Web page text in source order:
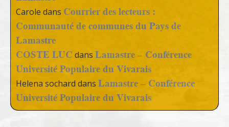
Carole dans Courrier des lecteurs :
Communauté de communes du Pays de
Lamastre
COSTE LUC dans Lamastre – Conférence
Université Populaire du Vivarais
Helena sochard dans Lamastre – Conférence
Université Populaire du Vivarais